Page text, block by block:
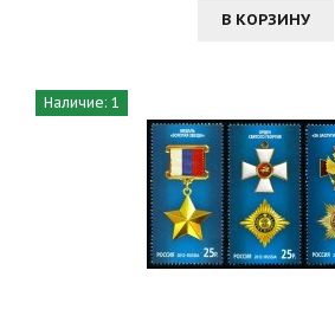
В КОРЗИНУ
Наличие: 1